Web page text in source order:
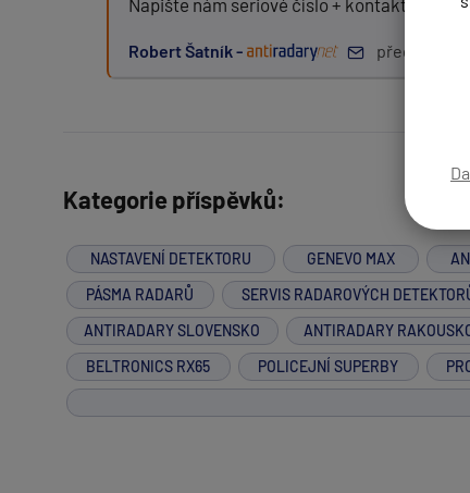
PŘIDAT PŘÍSPĚVEK
Napište nám seriové číslo + kontakt na
Robert Šatník - před 16 roky
Kategorie příspěvků:
NASTAVENÍ DETEKTORU GENEVO MAX
PÁSMA RADARŮ
SERVIS RADAROVÝCH
ANTIRADARY SLOVENSKO
ANTIRADARY
BELTRONICS RX65
POLICEJNÍ SUPERBY